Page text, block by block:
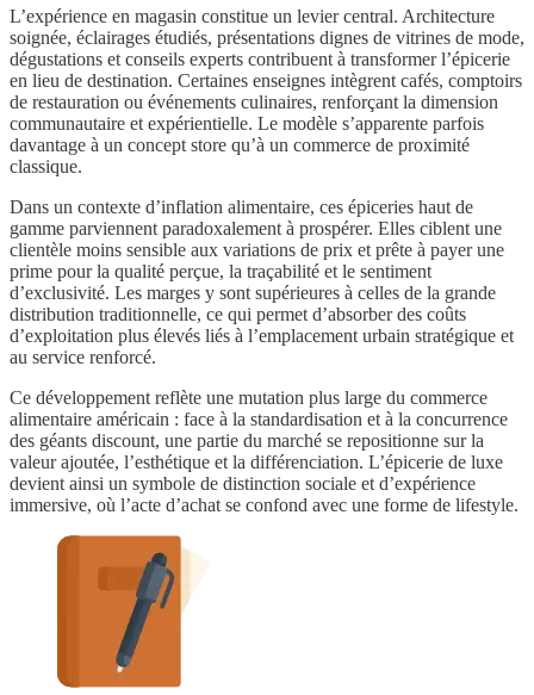
L’expérience en magasin constitue un levier central. Architecture
soignée, éclairages étudiés, présentations dignes de vitrines de mode,
dégustations et conseils experts contribuent à transformer l’épicerie
en lieu de destination. Certaines enseignes intègrent cafés, comptoirs
de restauration ou événements culinaires, renforçant la dimension
communautaire et expérientielle. Le modèle s’apparente parfois
davantage à un concept store qu’à un commerce de proximité
classique.
Dans un contexte d’inflation alimentaire, ces épiceries haut de
gamme parviennent paradoxalement à prospérer. Elles ciblent une
clientèle moins sensible aux variations de prix et prête à payer une
prime pour la qualité perçue, la traçabilité et le sentiment
d’exclusivité. Les marges y sont supérieures à celles de la grande
distribution traditionnelle, ce qui permet d’absorber des coûts
d’exploitation plus élevés liés à l’emplacement urbain stratégique et
au service renforcé.
Ce développement reflète une mutation plus large du commerce
alimentaire américain : face à la standardisation et à la concurrence
des géants discount, une partie du marché se repositionne sur la
valeur ajoutée, l’esthétique et la différenciation. L’épicerie de luxe
devient ainsi un symbole de distinction sociale et d’expérience
immersive, où l’acte d’achat se confond avec une forme de lifestyle.